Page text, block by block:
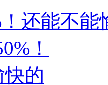
还能不能